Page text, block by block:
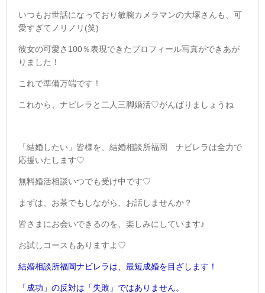
いつもお世話になっており敏腕カメラマンの大塚さんも、可
愛すぎてノリノリ(笑)
彼女の可愛さ100％表現できたプロフィール写真ができあが
りました！
これで準備万端です！
これから、ナビレラと二人三脚婚活♡がんばりましょうね
「結婚したい」皆様を、結婚相談所福岡 ナビレラは全力で
応援いたします♡
無料婚活相談いつでも受け中です♡
まずは、お茶でもしながら、お話しませんか？
皆さまにお会いできるのを、楽しみにしています♪
お試しコースもありますよ♡
結婚相談所福岡ナビレラは、最短成婚を目ざします！
「成功」の反対は 「失敗」ではありません。